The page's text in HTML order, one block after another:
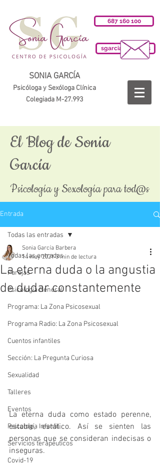
687 160 100
sgarciab@cop.es
SONIA GARCÍA
Psicóloga y Sexóloga Clínica
Colegiada M-27.993
El Blog de Sonia
García
Psicología y Sexología para tod@s
Entrada
Todas las entradas
Parejas
Psicología General
Programa: La Zona Psicosexual
Programa Radio: La Zona Psicosexual
Cuentos infantiles
Sección: La Pregunta Curiosa
Sexualidad
Talleres
Eventos
Psicología Infantil
Servicios terapéuticos
Covid-19
Todas las entradas
La eterna duda o la angustia
de dudar constantemente
Sonia García Barbera
14 may 2021 3 min de lectura
La eterna duda como estado perenne,
estable, estático. Así se sienten las
personas que se consideran indecisas o
inseguras.